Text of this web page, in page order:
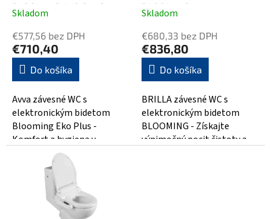
BLOOMING EKO PLUS
Priemerné
hodnotenie
produktu
je
4,5
z
5
hviezdičiek.
Skladom
€577,56 bez DPH
€710,40
Do košíka
Avva závesné WC s
elektronickým bidetom
Blooming Eko Plus -
Komfort a hygiena v
jednom! Zažite nevšedný
pocit čistoty a pohodlia s
BLOOMING
Priemerné
hodnotenie
produktu
je
5,0
z
5
hviezdičiek.
Skladom
€680,33 bez DPH
€836,80
Do košíka
BRILLA závesné WC s
elektronickým bidetom
BLOOMING - Získajte
výnimočný pocit čistoty a